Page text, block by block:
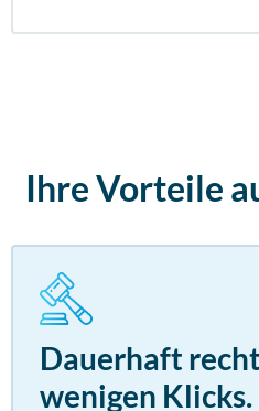
Ihre Vorteile
Dauerhaft
wenigen Klicks.